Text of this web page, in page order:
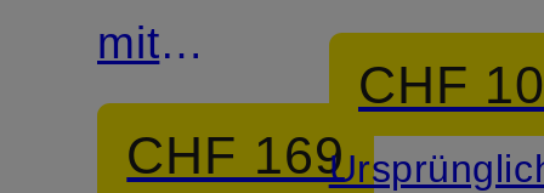
mit
Pailletten
CHF 169
CHF